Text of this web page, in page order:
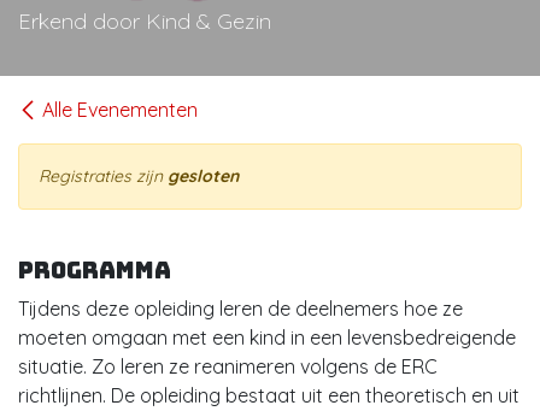
Erkend door Kind & Gezin
Alle Evenementen
Registraties zijn gesloten
Programma
Tijdens deze opleiding leren de deelnemers hoe ze
moeten omgaan met een kind in een levensbedreigende
situatie. Zo leren ze reanimeren volgens de ERC
richtlijnen. De opleiding bestaat uit een theoretisch en uit